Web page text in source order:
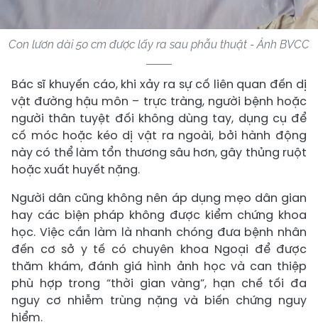
Con lươn dài 50 cm được lấy ra sau phẫu thuật - Ảnh BVCC
Bác sĩ khuyến cáo, khi xảy ra sự cố liên quan đến dị
vật đường hậu môn – trực tràng, người bệnh hoặc
người thân tuyệt đối không dùng tay, dụng cụ để
cố móc hoặc kéo dị vật ra ngoài, bởi hành động
này có thể làm tổn thương sâu hơn, gây thủng ruột
hoặc xuất huyết nặng.
Người dân cũng không nên áp dụng mẹo dân gian
hay các biện pháp không được kiểm chứng khoa
học. Việc cần làm là nhanh chóng đưa bệnh nhân
đến cơ sở y tế có chuyên khoa Ngoại để được
thăm khám, đánh giá hình ảnh học và can thiệp
phù hợp trong “thời gian vàng”, hạn chế tối đa
nguy cơ nhiễm trùng nặng và biến chứng nguy
hiểm.